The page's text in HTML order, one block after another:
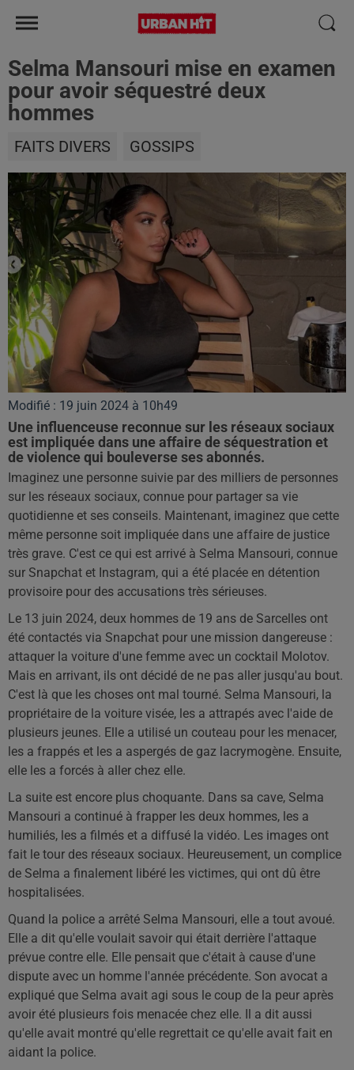
Selma Mansouri mise en examen
pour avoir séquestré deux
hommes
FAITS DIVERS GOSSIPS
Modifié : 19 juin 2024 à 10h49
Une influenceuse reconnue sur les réseaux sociaux
est impliquée dans une affaire de séquestration et
de violence qui bouleverse ses abonnés.
Imaginez une personne suivie par des milliers de personnes
sur les réseaux sociaux, connue pour partager sa vie
quotidienne et ses conseils. Maintenant, imaginez que cette
même personne soit impliquée dans une affaire de justice
très grave. C'est ce qui est arrivé à Selma Mansouri, connue
sur Snapchat et Instagram, qui a été placée en détention
provisoire pour des accusations très sérieuses.
Le 13 juin 2024, deux hommes de 19 ans de Sarcelles ont
été contactés via Snapchat pour une mission dangereuse :
attaquer la voiture d'une femme avec un cocktail Molotov.
Mais en arrivant, ils ont décidé de ne pas aller jusqu'au bout.
C'est là que les choses ont mal tourné. Selma Mansouri, la
propriétaire de la voiture visée, les a attrapés avec l'aide de
plusieurs jeunes. Elle a utilisé un couteau pour les menacer,
les a frappés et les a aspergés de gaz lacrymogène. Ensuite,
elle les a forcés à aller chez elle.
La suite est encore plus choquante. Dans sa cave, Selma
Mansouri a continué à frapper les deux hommes, les a
humiliés, les a filmés et a diffusé la vidéo. Les images ont
fait le tour des réseaux sociaux. Heureusement, un complice
de Selma a finalement libéré les victimes, qui ont dû être
hospitalisées.
Quand la police a arrêté Selma Mansouri, elle a tout avoué.
Elle a dit qu'elle voulait savoir qui était derrière l'attaque
prévue contre elle. Elle pensait que c'était à cause d'une
dispute avec un homme l'année précédente. Son avocat a
expliqué que Selma avait agi sous le coup de la peur après
avoir été plusieurs fois menacée chez elle. Il a dit aussi
qu'elle avait montré qu'elle regrettait ce qu'elle avait fait en
aidant la police.